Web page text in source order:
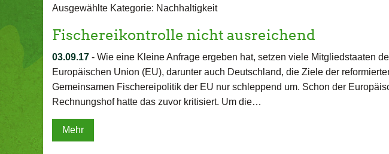
Ausgewählte Kategorie: Nachhaltigkeit
Fischereikontrolle nicht ausreichend
03.09.17 - Wie eine Kleine Anfrage ergeben hat, setzen viele Mitgliedstaaten
Europäischen Union (EU), darunter auch Deutschland, die Ziele der
Gemeinsamen Fischereipolitik der EU nur schleppend um. Schon der
Rechnungshof hatte das zuvor kritisiert. Um die…
Mehr